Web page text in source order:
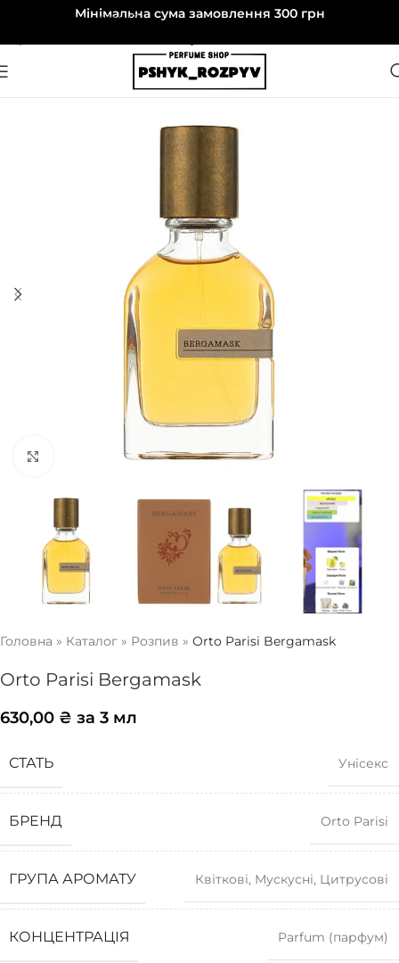
Перейти до навігаціїМінімальна сума замовлення 300 грн
Натисніть, щоб збільшити
Головна » Каталог » Розпив » Orto Parisi Bergamask
Orto Parisi Bergamask
630,00 ₴ за 3 мл
СТАТЬ Унісекс
БРЕНД Orto Parisi
ГРУПА АРОМАТУ Квіткові, Мускусні, Цитрусові
КОНЦЕНТРАЦІЯ Parfum (парфум)